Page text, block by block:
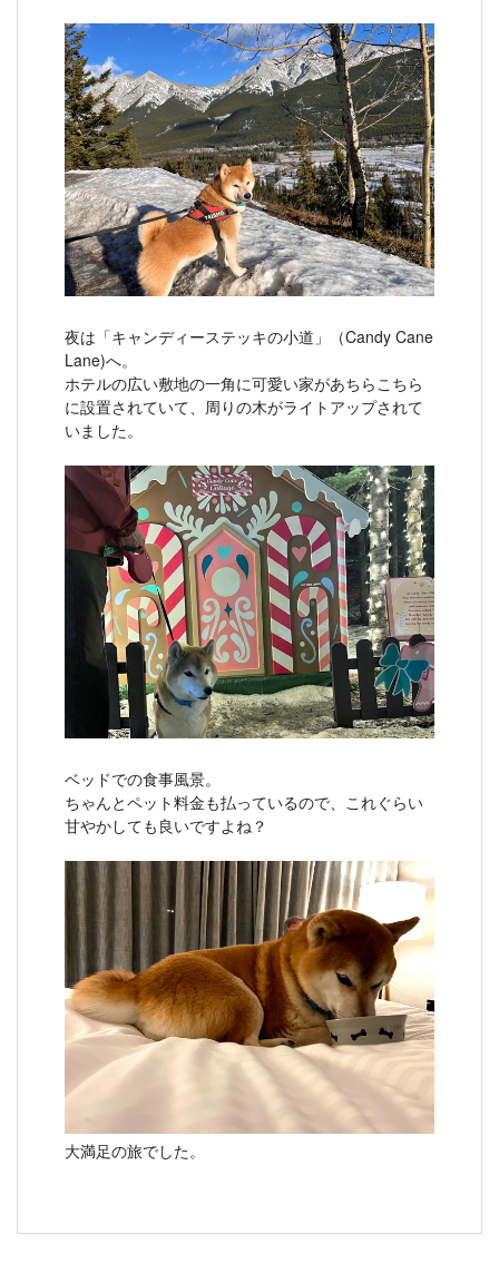
夜は「キャンディーステッキの小道」（Candy Cane
Lane)へ。
ホテルの広い敷地の一角に可愛い家があちらこちら
に設置されていて、周りの木がライトアップされて
いました。
ベッドでの食事風景。
ちゃんとペット料金も払っているので、これぐらい
甘やかしても良いですよね？
大満足の旅でした。